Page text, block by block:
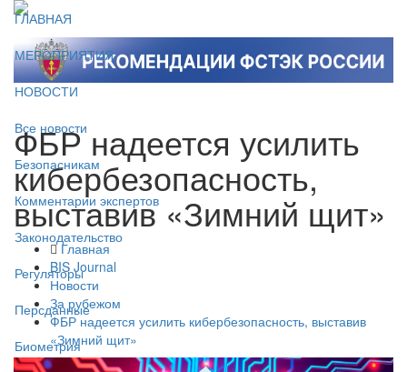
ГЛАВНАЯ
МЕРОПРИЯТИЯ
НОВОСТИ
Все новости
Безопасникам
Комментарии экспертов
Законодательство
Регуляторы
Персданные
Биометрия
ФБР надеется усилить
кибербезопасность,
выставив «Зимний щит»
Главная
BIS Journal
Новости
За рубежом
ФБР надеется усилить кибербезопасность, выставив
«Зимний щит»